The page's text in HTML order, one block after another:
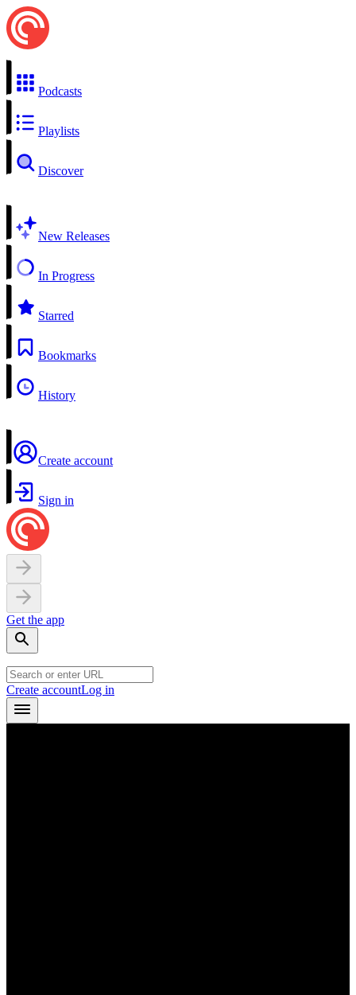
Podcasts
Playlists
Discover
New Releases
In Progress
Starred
Bookmarks
History
Create account
Sign in
Get the app
Create accountLog in